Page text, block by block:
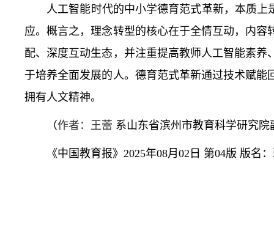
人工智能时代的中小学德育范式革新，本质上
应。概言之，理念转型的核心在于全情互动，内
配、深度互动生态，并注重提高教师人工智能素
于培养全面发展的人。德育范式革新通过技术赋
拥有人文精神。
（作者：王蕾 系山东省滨州市教育科学研究院
《中国教育报》2025年08月02日 第04版 版名